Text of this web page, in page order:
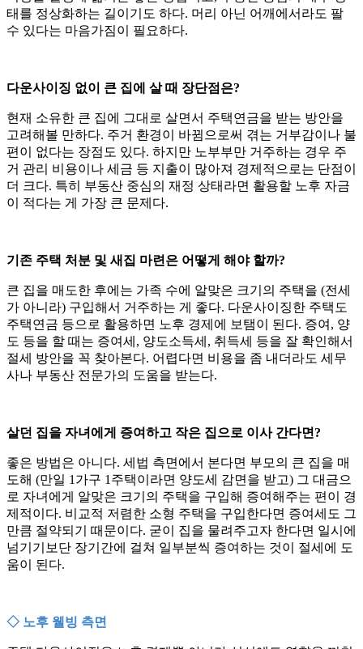
태를 정상화하는 길이기도 하다. 머리 아닌 어깨에서라도 팔
수 있다는 마음가짐이 필요하다.
다운사이징 없이 큰 집에 살 때 장단점은?
현재 소유한 큰 집에 그대로 살면서 주택연금을 받는 방안을
고려해볼 만하다. 주거 환경이 바뀜으로써 겪는 거부감이나 불
편이 없다는 장점도 있다. 하지만 노부부만 거주하는 경우 주
거 관리 비용이나 세금 등 지출이 많아져 경제적으로는 단점이
더 크다. 특히 부동산 중심의 재정 상태라면 활용할 노후 자금
이 적다는 게 가장 큰 문제다.
기존 주택 처분 및 새집 마련은 어떻게 해야 할까?
큰 집을 매도한 후에는 가족 수에 알맞은 크기의 주택을 (전세
가 아니라) 구입해서 거주하는 게 좋다. 다운사이징한 주택도
주택연금 등으로 활용하면 노후 경제에 보탬이 된다. 증여, 양
도 등을 할 때는 증여세, 양도소득세, 취득세 등을 잘 확인해서
절세 방안을 꼭 찾아본다. 어렵다면 비용을 좀 내더라도 세무
사나 부동산 전문가의 도움을 받는다.
살던 집을 자녀에게 증여하고 작은 집으로 이사 간다면?
좋은 방법은 아니다. 세법 측면에서 본다면 부모의 큰 집을 매
도해 (만일 1가구 1주택이라면 양도세 감면을 받고) 그 대금으
로 자녀에게 알맞은 크기의 주택을 구입해 증여해주는 편이 경
제적이다. 비교적 저렴한 소형 주택을 구입한다면 증여세도 그
만큼 절약되기 때문이다. 굳이 집을 물려주고자 한다면 일시에
넘기기보단 장기간에 걸쳐 일부분씩 증여하는 것이 절세에 도
움이 된다.
◇ 노후 웰빙 측면